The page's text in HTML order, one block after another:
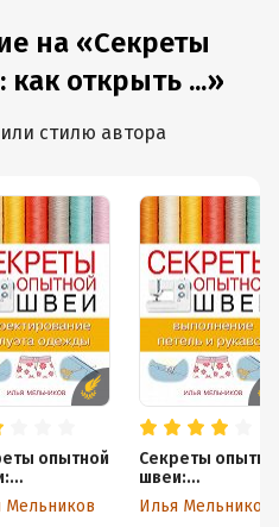
на «Секреты
открыть ...»
стилю автора
опытной
одежды
Мельников
Секреты
швеи:
выполнение
петель и
Илья Мельников